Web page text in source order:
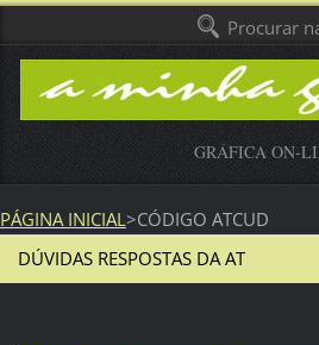
GRÁFICA ON-
PÁGINA INICIAL >CÓDIGO ATCUD
DÚVIDAS RESPOSTAS DA AT
Procurar